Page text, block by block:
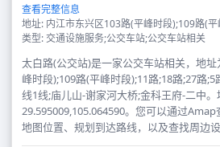
查看完整信息
地址: 内江市东兴区103路(平峰时段);109路(
类型: 交通设施服务;公交车站;公交车站相关
太白路(公交站)是一家公交车站相关，地
峰时段);109路(平峰时段);11路;18路;27路
线1线;庙儿山-谢家河大桥;金科王府-二中。
29.595009,105.064590。您可以通过
地图位置、规划到达路线，以及查找周边设